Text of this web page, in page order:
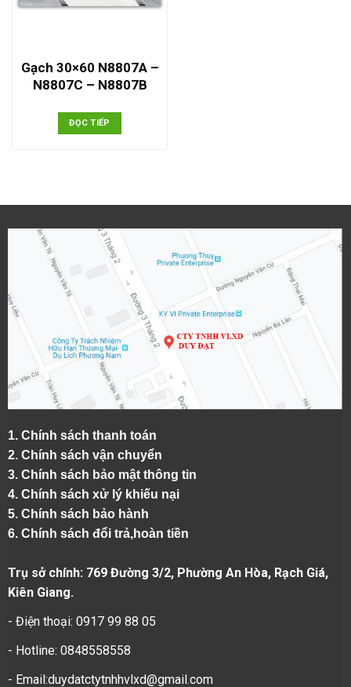
Gạch 30×60 N8807A –
N8807C – N8807B
ĐỌC TIẾP
1. Chính sách thanh toán
2. Chính sách vận chuyển
3. Chính sách bảo mật thông tin
4. Chính sách xử lý khiếu nại
5. Chính sách bảo hành
6. Chính sách đổi trả,hoàn tiền
Trụ sở chính: 769 Đường 3/2, Phường An Hòa, Rạch Giá,
Kiên Giang.
- Điện thoại: 0917 99 88 05
- Hotline: 0848558558
- Email:duydatctytnhhvlxd@gmail.com